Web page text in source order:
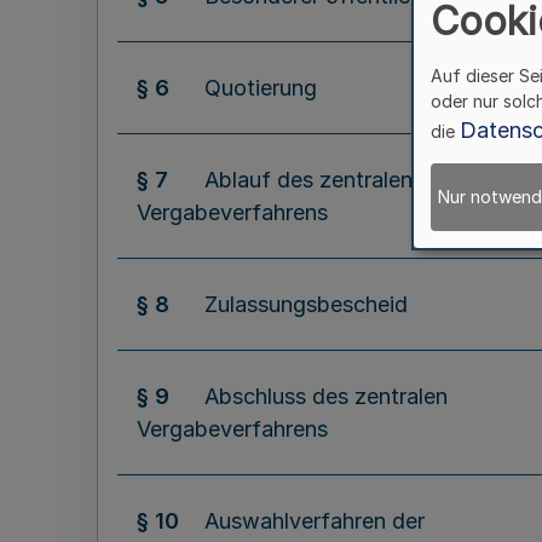
§ 6 Quotierung
§ 7
Ablauf des zentralen
Vergabeverfahrens
§ 8 Zulassungsbescheid
§ 9
Abschluss des zentralen
Vergabeverfahrens
§ 10
Auswahlverfahren der
Auf dieser
oder nur
die
Nur